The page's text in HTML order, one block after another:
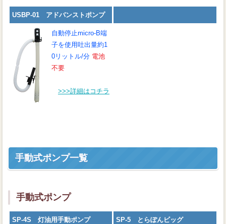
USBP-01 アドバンストポンプ
自動停止micro-B端
子を使用吐出量約1
0リットル/分 電池
不要
>>>詳細はコチラ
手動式ポンプ一覧
手動式ポンプ
SP-4S 灯油用手動ポンプ SP-5 とらぽんビッグ